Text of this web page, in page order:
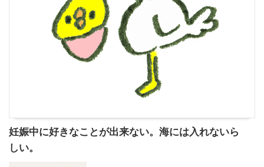
妊娠中に好きなことが出来ない。海には入れないら
しい。